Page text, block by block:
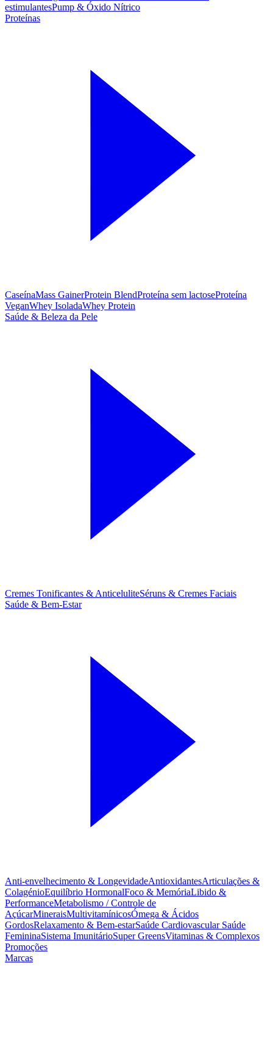
estimulantesPump & Óxido Nítrico
Proteínas
CaseínaMass GainerProtein BlendProteína sem lactoseProteína
VeganWhey IsoladaWhey Protein
Saúde & Beleza da Pele
Cremes Tonificantes & AnticeluliteSéruns & Cremes Faciais
Saúde & Bem-Estar
Anti-envelhecimento & LongevidadeAntioxidantesArticulações &
ColagénioEquilíbrio HormonalFoco & MemóriaLibido &
PerformanceMetabolismo / Controle de
AçúcarMineraisMultivitamínicosÓmega & Ácidos
GordosRelaxamento & Bem-estarSaúde Cardiovascular Saúde
FemininaSistema ImunitárioSuper GreensVitaminas & Complexos
Promoções
Marcas